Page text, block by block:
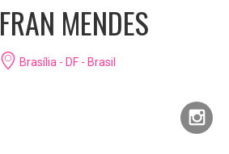
FRAN MENDES
Brasília - DF - Brasil